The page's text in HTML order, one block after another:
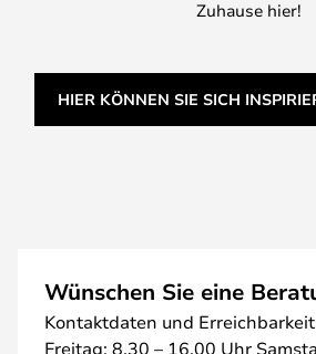
Zuhause hier!
HIER KÖNNEN SIE SICH
Wünschen Sie eine
Kontaktdaten und
Freitag: 8.30 – 16.00 Uhr